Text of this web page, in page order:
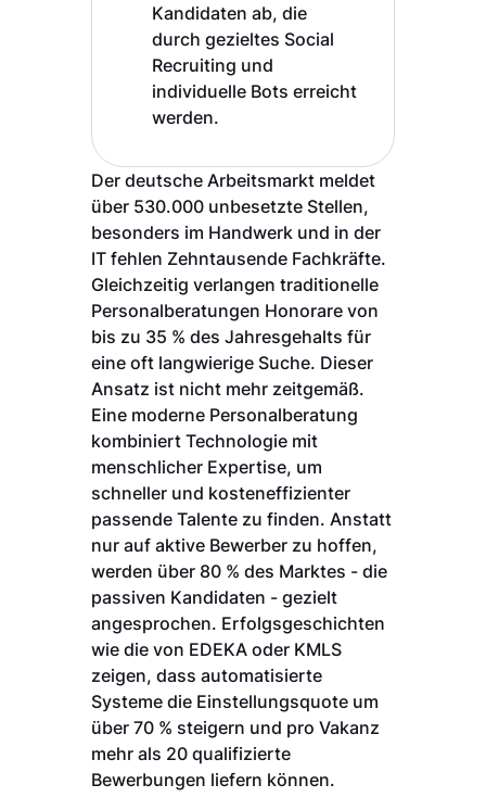
Kandidaten ab, die
durch gezieltes Social
Recruiting und
individuelle Bots erreicht
werden.
Der deutsche Arbeitsmarkt meldet
über 530.000 unbesetzte Stellen,
besonders im Handwerk und in der
IT fehlen Zehntausende Fachkräfte.
Gleichzeitig verlangen traditionelle
Personalberatungen Honorare von
bis zu 35 % des Jahresgehalts für
eine oft langwierige Suche. Dieser
Ansatz ist nicht mehr zeitgemäß.
Eine moderne Personalberatung
kombiniert Technologie mit
menschlicher Expertise, um
schneller und kosteneffizienter
passende Talente zu finden. Anstatt
nur auf aktive Bewerber zu hoffen,
werden über 80 % des Marktes - die
passiven Kandidaten - gezielt
angesprochen. Erfolgsgeschichten
wie die von EDEKA oder KMLS
zeigen, dass automatisierte
Systeme die Einstellungsquote um
über 70 % steigern und pro Vakanz
mehr als 20 qualifizierte
Bewerbungen liefern können.